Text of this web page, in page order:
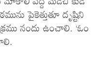
పైకెత్తుతూ దృష్టిని
నందు ఉంచాలి. ‘ఓం